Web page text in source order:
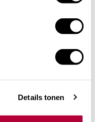
Details tonen